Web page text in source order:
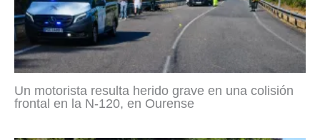
Un motorista resulta herido grave en una colisión
frontal en la N-120, en Ourense